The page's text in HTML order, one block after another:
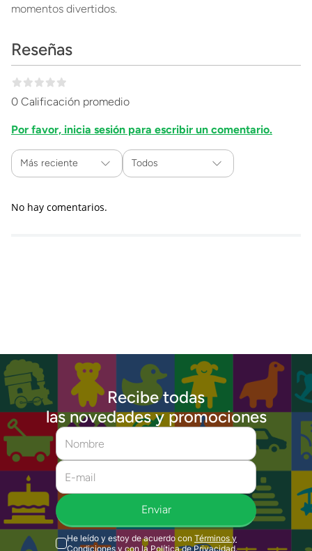
momentos divertidos.
Reseñas
0 Calificación promedio
Por favor, inicia sesión para escribir un comentario.
Más reciente Todos
No hay comentarios.
Recibe todas
las novedades y promociones
Enviar
He leído y estoy de acuerdo con Términos y
Condiciones y con la Política de Privacidad.